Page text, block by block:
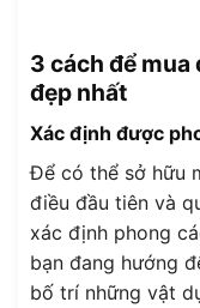
3 cách để
đẹp nhất
Xác định được
Để có thể sở hữu
điều đầu tiên và
xác định phong
bạn đang hướng
bố trí những vật